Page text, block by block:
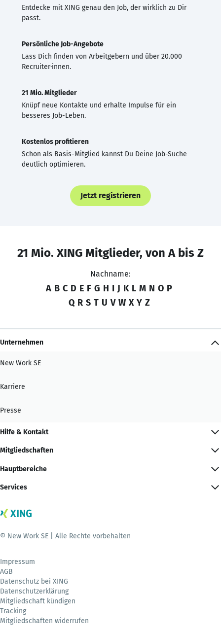
Entdecke mit XING genau den Job, der wirklich zu Dir
passt.
Persönliche Job-Angebote
Lass Dich finden von Arbeitgebern und über 20.000
Recruiter·innen.
21 Mio. Mitglieder
Knüpf neue Kontakte und erhalte Impulse für ein
besseres Job-Leben.
Kostenlos profitieren
Schon als Basis-Mitglied kannst Du Deine Job-Suche
deutlich optimieren.
Jetzt registrieren
21 Mio. XING Mitglieder, von A bis Z
Nachname:
A B C D E F G H I J K L M N O P
Q R S T U V W X Y Z
Unternehmen
New Work SE
Karriere
Presse
Hilfe & Kontakt
Mitgliedschaften
Hauptbereiche
Services
© New Work SE | Alle Rechte vorbehalten
Impressum
AGB
Datenschutz bei XING
Datenschutzerklärung
Mitgliedschaft kündigen
Tracking
Mitgliedschaften widerrufen